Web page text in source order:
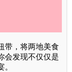
带，将两地美食
会发现不仅仅是